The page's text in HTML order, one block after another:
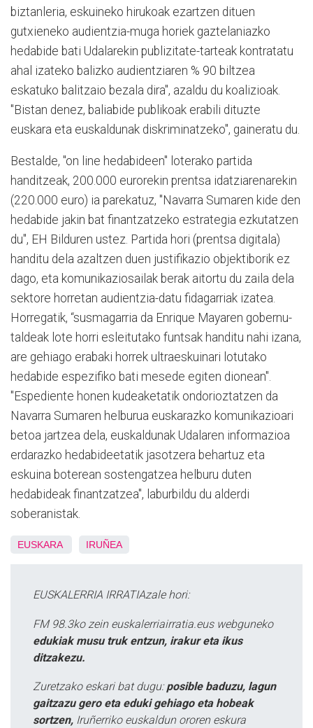
biztanleria, eskuineko hirukoak ezartzen dituen
gutxieneko audientzia-muga horiek gaztelaniazko
hedabide bati Udalarekin publizitate-tarteak kontratatu
ahal izateko balizko audientziaren % 90 biltzea
eskatuko balitzaio bezala dira", azaldu du koalizioak.
"Bistan denez, baliabide publikoak erabili dituzte
euskara eta euskaldunak diskriminatzeko", gaineratu du.
Bestalde, "on line hedabideen" loterako partida
handitzeak, 200.000 eurorekin prentsa idatziarenarekin
(220.000 euro) ia parekatuz, "Navarra Sumaren kide den
hedabide jakin bat finantzatzeko estrategia ezkutatzen
du", EH Bilduren ustez. Partida hori (prentsa digitala)
handitu dela azaltzen duen justifikazio objektiborik ez
dago, eta komunikaziosailak berak aitortu du zaila dela
sektore horretan audientzia-datu fidagarriak izatea.
Horregatik, “susmagarria da Enrique Mayaren gobernu-
taldeak lote horri esleitutako funtsak handitu nahi izana,
are gehiago erabaki horrek ultraeskuinari lotutako
hedabide espezifiko bati mesede egiten dionean".
"Espediente honen kudeaketatik ondorioztatzen da
Navarra Sumaren helburua euskarazko komunikazioari
betoa jartzea dela, euskaldunak Udalaren informazioa
erdarazko hedabideetatik jasotzera behartuz eta
eskuina boterean sostengatzea helburu duten
hedabideak finantzatzea", laburbildu du alderdi
soberanistak.
EUSKARA IRUÑEA
EUSKALERRIA IRRATIAzale hori:
FM 98.3ko zein euskalerriairratia.eus webguneko
edukiak musu truk entzun, irakur eta ikus
ditzakezu.
Zuretzako eskari bat dugu: posible baduzu, lagun
gaitzazu gero eta eduki gehiago eta hobeak
sortzen, Iruñerriko euskaldun ororen eskura